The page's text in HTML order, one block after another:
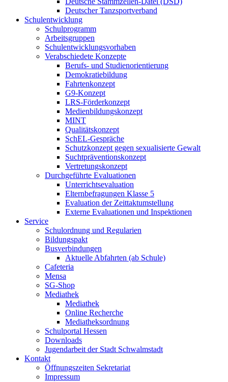
Deutscher Tanzsportverband
Schulentwicklung
Schulprogramm
Arbeitsgruppen
Schulentwicklungsvorhaben
Verabschiedete Konzepte
Berufs- und Studienorientierung
Demokratiebildung
Fahrtenkonzept
G9-Konzept
LRS-Förderkonzept
Medienbildungskonzept
MINT
Qualitätskonzept
SchEL-Gespräche
Schutzkonzept gegen sexualisierte Gewalt
Suchtpräventionskonzept
Vertretungskonzept
Durchgeführte Evaluationen
Unterrichtsevaluation
Elternbefragungen Klasse 5
Evaluation der Zeittaktumstellung
Externe Evaluationen und Inspektionen
Service
Schulordnung und Regularien
Bildungspakt
Busverbindungen
Aktuelle Abfahrten (ab Schule)
Cafeteria
Mensa
SG-Shop
Mediathek
Mediathek
Online Recherche
Mediatheksordnung
Schulportal Hessen
Downloads
Jugendarbeit der Stadt Schwalmstadt
Kontakt
Öffnungszeiten Sekretariat
Impressum